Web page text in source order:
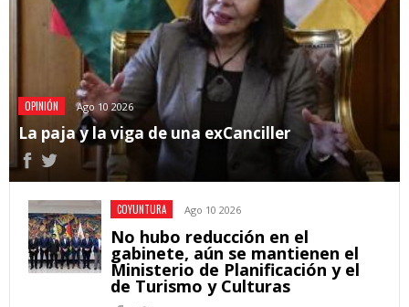
OPINIÓN Ago 10 2026
La paja y la viga de una exCanciller
COYUNTURA Ago 10 2026
No hubo reducción en el
gabinete, aún se mantienen el
Ministerio de Planificación y el
de Turismo y Culturas